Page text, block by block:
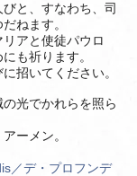
と、すなわち、司
ねます。
アと使徒パウロ
も祈ります。
招いてください。
光でかれらを照ら
ーメン。
／デ・プロフンデ